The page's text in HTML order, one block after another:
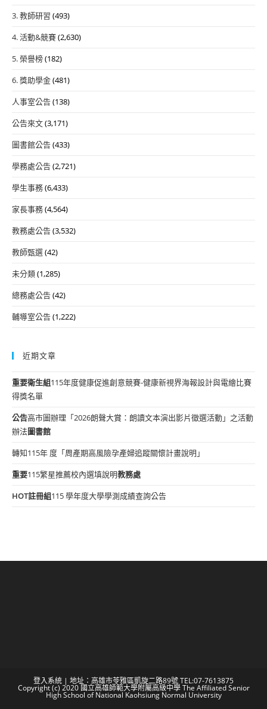
3. 教師研習 (493)
4. 活動&競賽(2,630)
5. 榮譽榜(182)
6. 獎助學金(481)
人事室公告(138)
公告來文(3,171)
圖書館公告(433)
學務處公告(2,721)
學生事務(6,433)
家長事務(4,564)
教務處公告(3,532)
教師甄選(42)
未分類(1,285)
總務處公告(42)
輔導室公告(1,222)
近期文章
重要衛生組115年度健康促進創意競賽-健康新視界海報設計與電繪比賽
得獎名單
公告高市圖辦理「2026朗聲大賞：朗讀文本演出影片徵選活動」之活動
辦法圖書館
轉知115年 度「周產期高風險孕產婦追蹤關懷計畫說明」
重要115繁星推薦校內選填說明教務處
HOT註冊組115 學年度大學學測成績查詢公告
登入系統 | 地址：高雄市苓雅區凱旋二路89號 TEL:07-7613875
Copyright (c) 2020 國立高雄師範大學附屬高級中學 The Affiliated Senior
High School of National Kaohsiung Normal University